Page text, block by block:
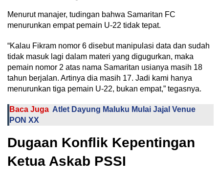
Menurut manajer, tudingan bahwa Samaritan FC
menurunkan empat pemain U-22 tidak tepat.
“Kalau Fikram nomor 6 disebut manipulasi data dan sudah
tidak masuk lagi dalam materi yang digugurkan, maka
pemain nomor 2 atas nama Samaritan usianya masih 18
tahun berjalan. Artinya dia masih 17. Jadi kami hanya
menurunkan tiga pemain U-22, bukan empat,” tegasnya.
Baca Juga Atlet Dayung Maluku Mulai Jajal Venue
PON XX
Dugaan Konflik Kepentingan
Ketua Askab PSSI